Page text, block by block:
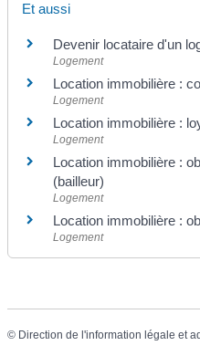
Et aussi
Devenir locataire d'un
Logement
Location immobilière :
Logement
Location immobilière :
Logement
Location immobilière :
(bailleur)
Logement
Location immobilière :
Logement
© Direction de l'information légale et